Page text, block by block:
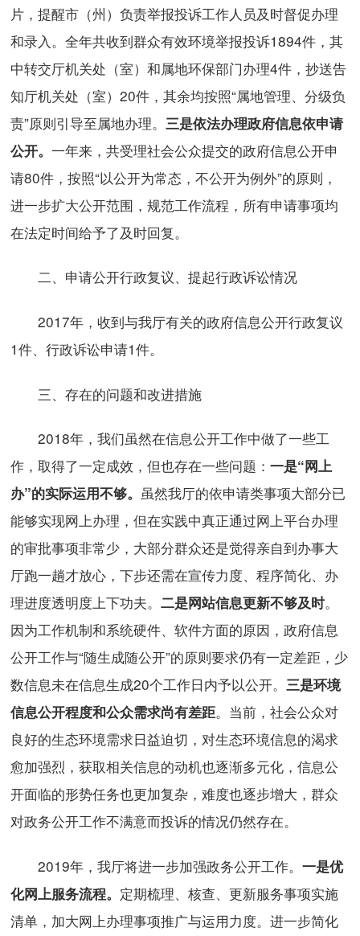
片，提醒市（州）负责举报投诉工作人员及时督促办理
和录入。全年共收到群众有效环境举报投诉1894件，其
中转交厅机关处（室）和属地环保部门办理4件，抄送告
知厅机关处（室）20件，其余均按照“属地管理、分级负
责”原则引导至属地办理。 三是依法办理政府信息依申请
公开。 一年来，共受理社会公众提交的政府信息公开申
请80件，按照“以公开为常态，不公开为例外”的原则，
进一步扩大公开范围，规范工作流程，所有申请事项均
在法定时间给予了及时回复。
二、申请公开行政复议、提起行政诉讼情况
2017年，收到与我厅有关的政府信息公开行政复议
1件、行政诉讼申请1件。
三、存在的问题和改进措施
2018年，我们虽然在信息公开工作中做了一些工
作，取得了一定成效，但也存在一些问题： 一是“网上
办”的实际运用不够。 虽然我厅的依申请类事项大部分已
能够实现网上办理，但在实践中真正通过网上平台办理
的审批事项非常少，大部分群众还是觉得亲自到办事大
厅跑一趟才放心，下步还需在宣传力度、程序简化、办
理进度透明度上下功夫。 二是网站信息更新不够及时。
因为工作机制和系统硬件、软件方面的原因，政府信息
公开工作与“随生成随公开”的原则要求仍有一定差距，少
数信息未在信息生成20个工作日内予以公开。 三是环境
信息公开程度和公众需求尚有差距。当前，社会公众对
良好的生态环境需求日益迫切，对生态环境信息的渴求
愈加强烈，获取相关信息的动机也逐渐多元化，信息公
开面临的形势任务也更加复杂，难度也逐步增大，群众
对政务公开工作不满意而投诉的情况仍然存在。
2019年，我厅将进一步加强政务公开工作。 一是优
化网上服务流程。 定期梳理、核查、更新服务事项实施
清单，加大网上办理事项推广与运用力度。进一步简化